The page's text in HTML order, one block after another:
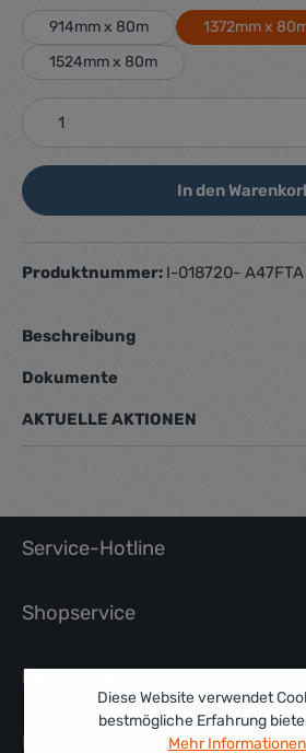
914mm x 80m
1372mm x
1524mm x 80m
Produkt Anzahl: Gib den
In den
Produktnummer: I-018720- A47FTA
Beschreibung
Dokumente
AKTUELLE AKTIONEN
Service-Hotline
Shopservice
Rechtliches
Information
Diese Website verwendet
bestmögliche Erfahrung
Mehr